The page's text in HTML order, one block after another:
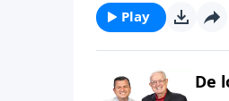
Play
De